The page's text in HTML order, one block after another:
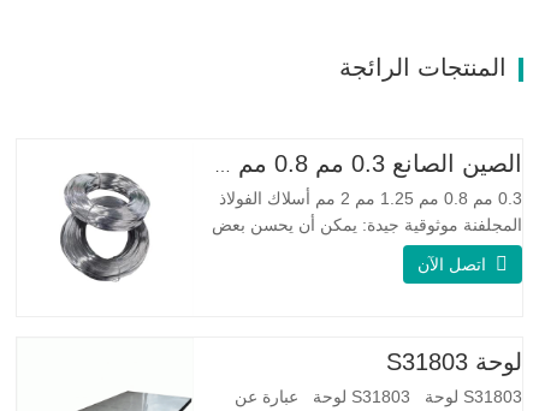
المنتجات الرائجة
الصين الصانع 0.3 مم 0.8 مم 1.25 مم 2 مم أسلاك الفولاذ المجلفنة
0.3 مم 0.8 مم 1.25 مم 2 مم أسلاك الفولاذ
المجلفنة موثوقية جيدة: يمكن أن يحسن بعض
العقد والنتوءات والصدأ على الأسلاك الفولاذية
مرونة جيدة: صلابة الفولاذ المجلفن جيدة جدًا،
اتصل الآن
لوحة S31803
S31803 لوحة S31803 لوحة عبارة عن